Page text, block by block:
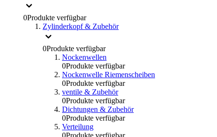
0Produkte verfügbar
Zylinderkopf & Zubehör
0Produkte verfügbar
Nockenwellen
0Produkte verfügbar
Nockenwelle Riemenscheiben
0Produkte verfügbar
ventile & Zubehör
0Produkte verfügbar
Dichtungen & Zubehör
0Produkte verfügbar
Verteilung
0Produkte verfügbar